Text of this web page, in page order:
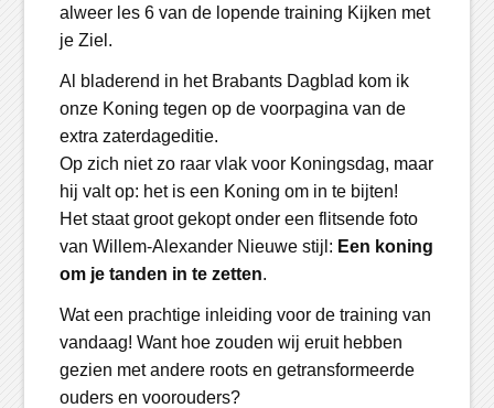
alweer les 6 van de lopende training Kijken met
je Ziel.
Al bladerend in het Brabants Dagblad kom ik
onze Koning tegen op de voorpagina van de
extra zaterdageditie.
Op zich niet zo raar vlak voor Koningsdag, maar
hij valt op: het is een Koning om in te bijten!
Het staat groot gekopt onder een flitsende foto
van Willem-Alexander Nieuwe stijl: Een koning
om je tanden in te zetten.
Wat een prachtige inleiding voor de training van
vandaag! Want hoe zouden wij eruit hebben
gezien met andere roots en getransformeerde
ouders en voorouders?